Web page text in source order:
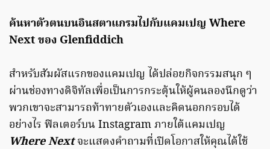
ค้นหาตัวตนบนอินสตาแกรมไปกับแคมเปญ Where
Next ของ Glenfiddich
สำหรับสัมผัสแรกของแคมเปญ ได้ปล่อยกิจกรรมสนุก ๆ
ผ่านช่องทางดิจิทัลเพื่อเป็นการกระตุ้นให้ผู้คนลองนึกดูว่า
พวกเขาจะสามารถท้าทายตัวเองและคิดนอกกรอบได้
อย่างไร ฟิลเตอร์บน Instagram ภายใต้แคมเปญ
Where Nextจะแสดงคำถามที่เปิดโอกาสให้คุณได้ใช้